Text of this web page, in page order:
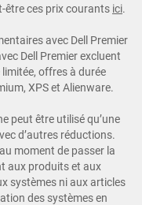
être ces prix courants ici.
avec Dell Premier
Dell Premier excluent
offres à durée
XPS et Alienware.
peut être utilisé qu’une
d’autres réductions.
moment de passer la
aux produits et aux
systèmes ni aux articles
des systèmes en